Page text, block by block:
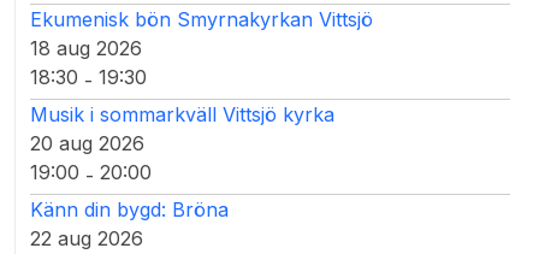
Ekumenisk bön Smyrnakyrkan Vittsjö
18 aug 2026
18:30 - 19:30
Musik i sommarkväll Vittsjö kyrka
20 aug 2026
19:00 - 20:00
Känn din bygd: Bröna
22 aug 2026